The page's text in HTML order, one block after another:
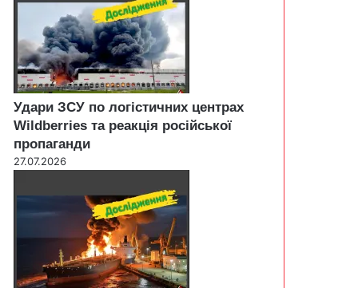
Удари ЗСУ по логістичних центрах
Wildberries та реакція російської
пропаганди
27.07.2026